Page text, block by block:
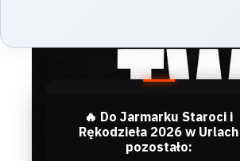
🔥 Do Jarmarku Staroci i
Rękodzieła 2026 w Urlach
pozostało: